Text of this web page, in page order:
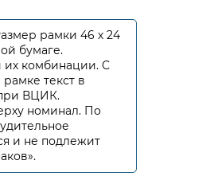
рамки 46 х 24
бумаге.
их комбинации. С
текст в
ВЦИК.
номинал. По
и не подлежит